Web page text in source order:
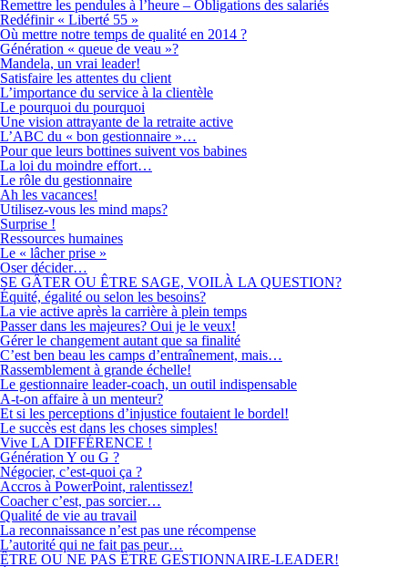
Remettre les pendules à l’heure – Obligations des salariés
Redéfinir « Liberté 55 »
Où mettre notre temps de qualité en 2014 ?
Génération « queue de veau »?
Mandela, un vrai leader!
Satisfaire les attentes du client
L’importance du service à la clientèle
Le pourquoi du pourquoi
Une vision attrayante de la retraite active
L’ABC du « bon gestionnaire »…
Pour que leurs bottines suivent vos babines
La loi du moindre effort…
Le rôle du gestionnaire
Ah les vacances!
Utilisez-vous les mind maps?
Surprise !
Ressources humaines
Le « lâcher prise »
Oser décider…
SE GÂTER OU ÊTRE SAGE, VOILÀ LA QUESTION?
Équité, égalité ou selon les besoins?
La vie active après la carrière à plein temps
Passer dans les majeures? Oui je le veux!
Gérer le changement autant que sa finalité
C’est ben beau les camps d’entraînement, mais…
Rassemblement à grande échelle!
Le gestionnaire leader-coach, un outil indispensable
A-t-on affaire à un menteur?
Et si les perceptions d’injustice foutaient le bordel!
Le succès est dans les choses simples!
Vive LA DIFFÉRENCE !
Génération Y ou G ?
Négocier, c’est-quoi ça ?
Accros à PowerPoint, ralentissez!
Coacher c’est, pas sorcier…
Qualité de vie au travail
La reconnaissance n’est pas une récompense
L’autorité qui ne fait pas peur…
ÊTRE OU NE PAS ÊTRE GESTIONNAIRE-LEADER!